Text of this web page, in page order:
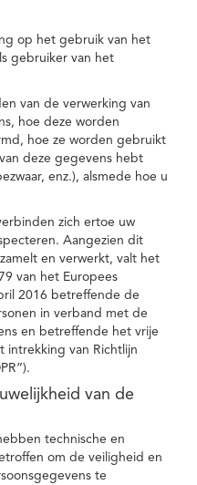
op het gebruik van het
gebruiker van het
van de verwerking van
hoe deze worden
hoe ze worden gebruikt
deze gegevens hebt
enz.), alsmede hoe u
zich ertoe uw
Aangezien dit
en verwerkt, valt het
van het Europees
2016 betreffende de
in verband met de
en betreffende het vrije
intrekking van Richtlijn
van de
technische en
om de veiligheid en
te